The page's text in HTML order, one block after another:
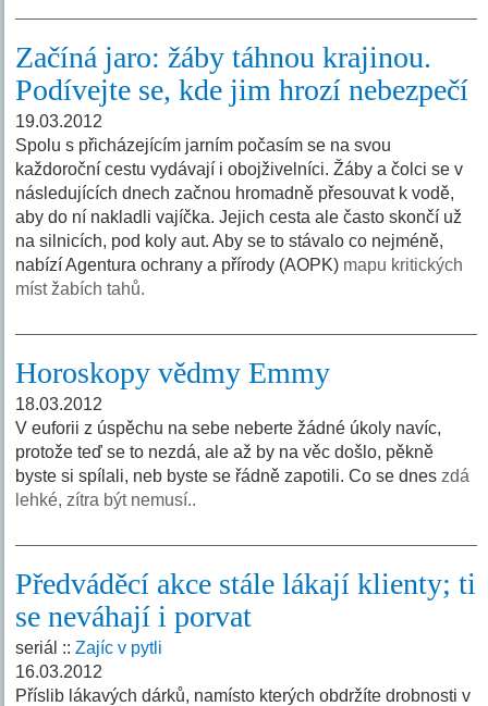
Začíná jaro: žáby táhnou krajinou.
Podívejte se, kde jim hrozí nebezpečí
19.03.2012
Spolu s přicházejícím jarním počasím se na svou
každoroční cestu vydávají i obojživelníci. Žáby a čolci se v
následujících dnech začnou hromadně přesouvat k vodě,
aby do ní nakladli vajíčka. Jejich cesta ale často skončí už
na silnicích, pod koly aut. Aby se to stávalo co nejméně,
nabízí Agentura ochrany a přírody (AOPK) mapu kritických
míst žabích tahů.
Horoskopy vědmy Emmy
18.03.2012
V euforii z úspěchu na sebe neberte žádné úkoly navíc,
protože teď se to nezdá, ale až by na věc došlo, pěkně
byste si spílali, neb byste se řádně zapotili. Co se dnes zdá
lehké, zítra být nemusí..
Předváděcí akce stále lákají klienty; ti
se neváhají i porvat
seriál ::Zajíc v pytli
16.03.2012
Příslib lákavých dárků, namísto kterých obdržíte drobnosti v